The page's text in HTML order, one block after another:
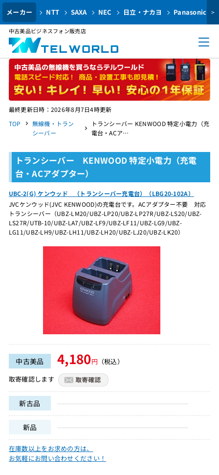
メーカー NTT SAXA NEC 日立・ナカヨ Panasonic >
中古美品ビジネスフォン販売店
最終更新日時：2026年8月7日4時更新
TOP
無線機・トラン
シーバー
トランシーバー KENWOOD 特定小電力（充
電台・ACア…
トランシーバー KENWOOD 特定小電力（充電
台・ACアダプター）
UBC-2(G) ケンウッド （トランシーバー充電台）（LBG20-102A）
JVCケンウッド(JVC KENWOOD)の充電台です。ACアダプター不要 対応
トランシーバー（UBZ-LM20/UBZ-LP20/UBZ-LP27R/UBZ-LS20/UBZ-
LS27R/UTB-10/UBZ-LA7/UBZ-LF9/UBZ-LF11/UBZ-LG9/UBZ-
LG11/UBZ-LH9/UBZ-LH11/UBZ-LH20/UBZ-LJ20/UBZ-LK20）
中古美品 4,180円 （税込）
取寄確認します
新古品
新品
在庫数以上をお求めの方は、
お気軽にお問い合わせください！